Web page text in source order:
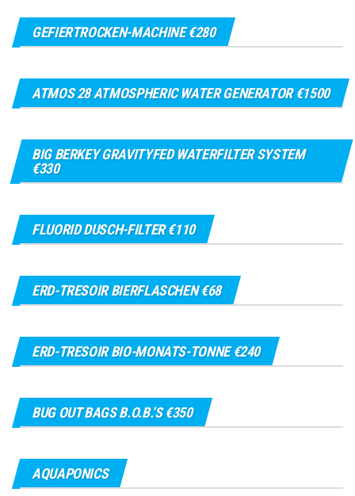
GEFIERTROCKEN-MACHINE €280
ATMOS 28 ATMOSPHERIC WATER GENERATOR €1500
BIG BERKEY GRAVITYFED WATERFILTER SYSTEM
€330
FLUORID DUSCH-FILTER €110
ERD-TRESOIR BIERFLASCHEN €68
ERD-TRESOIR BIO-MONATS-TONNE €240
BUG OUT BAGS B.O.B.’S €350
AQUAPONICS